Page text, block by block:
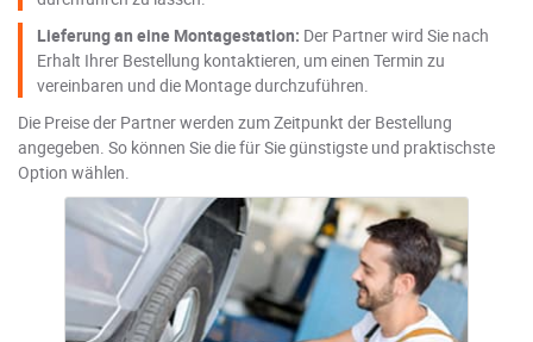
Lieferung an eine Montagestation: Der Partner wird Sie nach
Erhalt Ihrer Bestellung kontaktieren, um einen Termin zu
vereinbaren und die Montage durchzuführen.
Die Preise der Partner werden zum Zeitpunkt der Bestellung
angegeben. So können Sie die für Sie günstigste und praktischste
Option wählen.